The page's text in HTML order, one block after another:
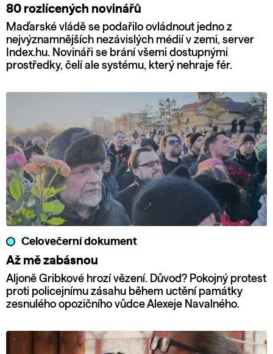
80 rozlícených novinářů
Maďarské vládě se podařilo ovládnout jedno z
nejvýznamnějších nezávislých médií v zemi, server
Index.hu. Novináři se brání všemi dostupnými
prostředky, čelí ale systému, který nehraje fér.
Celovečerní dokument
Až mě zabásnou
Aljoně Gribkové hrozí vězení. Důvod? Pokojný protest
proti policejnímu zásahu během uctění památky
zesnulého opozičního vůdce Alexeje Navalného.